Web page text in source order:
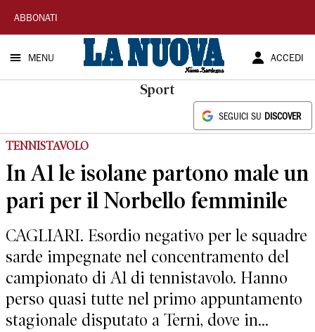
La
Nuova
Sardegna
ABBONATI
MENU ACCEDI
Sport
SEGUICI SU DISCOVER
TENNISTAVOLO
In A1 le isolane partono male un
pari per il Norbello femminile
CAGLIARI. Esordio negativo per le squadre
sarde impegnate nel concentramento del
campionato di A1 di tennistavolo. Hanno
perso quasi tutte nel primo appuntamento
stagionale disputato a Terni, dove in...